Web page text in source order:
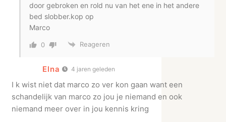
door gebroken en rold nu van het ene in het andere
bed slobber.kop op
Marco
0 Reageren
Elna 4 jaren geleden
I k wist niet dat marco zo ver kon gaan want een
schandelijk van marco zo jou je niemand en ook
niemand meer over in jou kennis kring